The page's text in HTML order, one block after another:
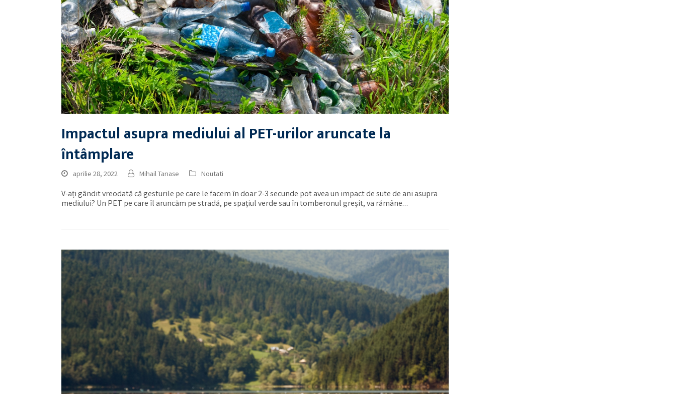
Impactul asupra mediului al PET-urilor aruncate la
întâmplare
aprilie 28, 2022 Mihail Tanase Noutati
V-ați gândit vreodată că gesturile pe care le facem în doar 2-3 secunde pot avea un impact de sute de ani asupra
mediului? Un PET pe care îl aruncăm pe stradă, pe spațiul verde sau în tomberonul greșit, va rămâne…